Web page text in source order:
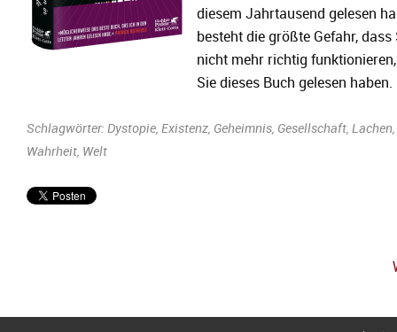
diesem Jahrtausend gelesen
besteht die größte Gefahr, dass
nicht mehr richtig
Sie dieses Buch gelesen haben.
Schlagwörter: Dystopie, Existenz, Geheimnis, Gesellschaft, Lachen,
Wahrheit, Welt